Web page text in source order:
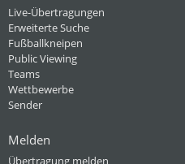
Live-Übertragungen
Erweiterte Suche
Fußballkneipen
Public Viewing
Teams
Wettbewerbe
Sender
Melden
Übertragung melden